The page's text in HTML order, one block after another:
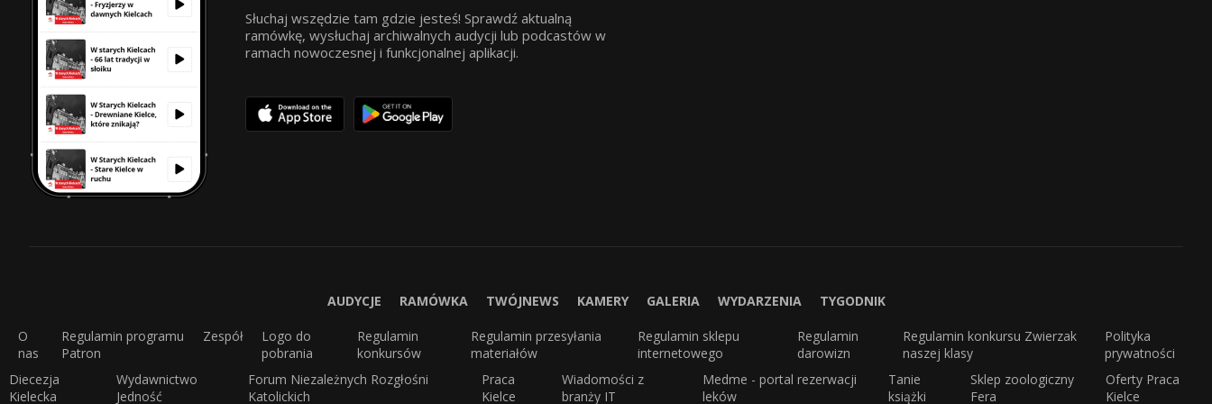
Słuchaj wszędzie tam gdzie jesteś! Sprawdź aktualną
ramówkę, wysłuchaj archiwalnych audycji lub podcastów w
ramach nowoczesnej i funkcjonalnej aplikacji.
AUDYCJE RAMÓWKA TWÓJNEWS KAMERY GALERIA WYDARZENIA TYGODNIK
O
nas
Regulamin programu
Patron
Zespół
Logo do
pobrania
Regulamin
konkursów
Regulamin przesyłania
materiałów
Regulamin sklepu
internetowego
Regulamin
darowizn
Regulamin konkursu Zwierzak
naszej klasy
Polityka
prywatności
Diecezja
Kielecka
Wydawnictwo
Jedność
Forum Niezależnych Rozgłośni
Katolickich
Praca
Kielce
Wiadomości z
branży IT
Medme - portal rezerwacji
leków
Tanie
książki
Sklep zoologiczny
Fera
Oferty Praca
Kielce